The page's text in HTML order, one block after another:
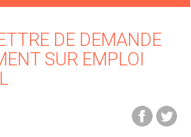
DE DEMANDE
SUR EMPLOI